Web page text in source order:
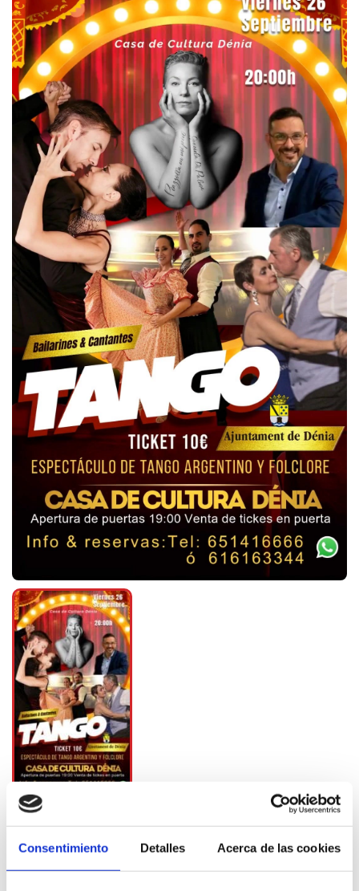
Consentimiento Detalles Acerca de las cookies